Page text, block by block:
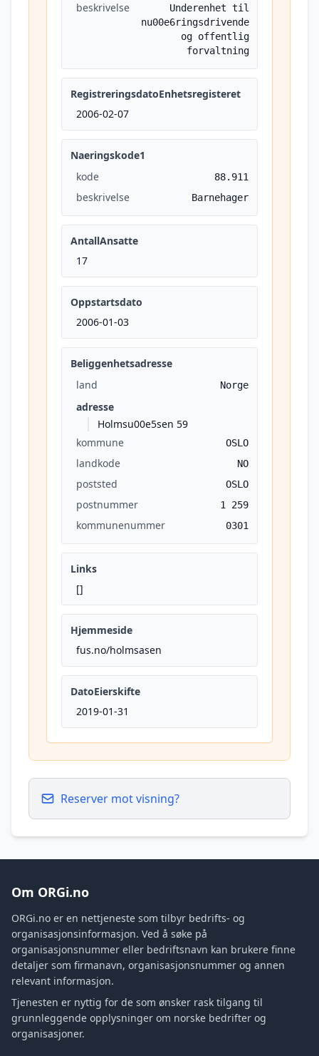
beskrivelse
Underenhet til
nu00e6ringsdrivende
og offentlig
forvaltning
RegistreringsdatoEnhetsregisteret
2006-02-07
Naeringskode1
kode
88.911
beskrivelse Barnehager
AntallAnsatte
17
Oppstartsdato
2006-01-03
Beliggenhetsadresse
land
Norge
adresse
Holmsu00e5sen 59
kommune
OSLO
landkode NO
poststed OSLO
postnummer 1 259
kommunenummer 0301
Links
[]
Hjemmeside
fus.no/holmsasen
DatoEierskifte
2019-01-31
Reserver mot visning?
Om ORGi.no
ORGi.no er en nettjeneste som tilbyr bedrifts- og
organisasjonsinformasjon. Ved å søke på
organisasjonsnummer eller bedriftsnavn kan brukere finne
detaljer som firmanavn, organisasjonsnummer og annen
relevant informasjon.
Tjenesten er nyttig for de som ønsker rask tilgang til
grunnleggende opplysninger om norske bedrifter og
organisasjoner.